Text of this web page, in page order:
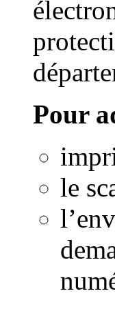
Pour
le